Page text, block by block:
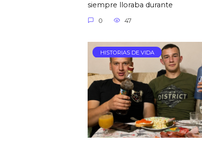
siempre lloraba durante
0 47
HISTORIAS DE VIDA